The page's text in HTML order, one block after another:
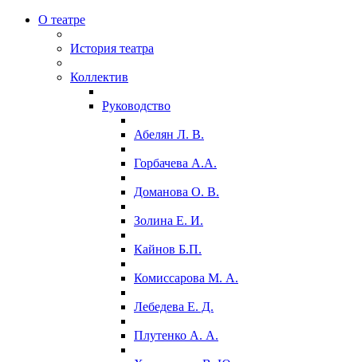
О театре
История театра
Коллектив
Руководство
Абелян Л. В.
Горбачева А.А.
Доманова О. В.
Золина Е. И.
Кайнов Б.П.
Комиссарова М. А.
Лебедева Е. Д.
Плутенко А. А.